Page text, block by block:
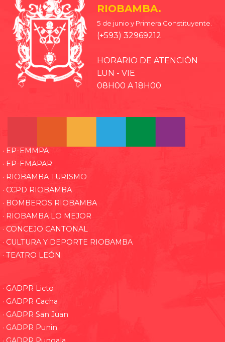
RIOBAMBA.
5 de junio y Primera Constituyente.
(+593) 32969212
HORARIO DE ATENCIÓN
LUN - VIE
08H00 A 18H00
· EP-EMMPA
· EP-EMAPAR
· RIOBAMBA TURISMO
· CCPD RIOBAMBA
· BOMBEROS RIOBAMBA
· RIOBAMBA LO MEJOR
· CONCEJO CANTONAL
· CULTURA Y DEPORTE RIOBAMBA
· TEATRO LEÓN
· GADPR Licto
· GADPR Cacha
· GADPR San Juan
· GADPR Punin